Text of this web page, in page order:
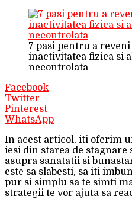
7 pasi pentru a
inactivitatea fizica si
necontrolata
Facebook
Twitter
Pinterest
WhatsApp
In acest articol, iti oferim
iesi din starea de
asupra sanatatii si
este sa slabesti, sa iti
pur si simplu sa te simti
strategii te vor ajuta sa